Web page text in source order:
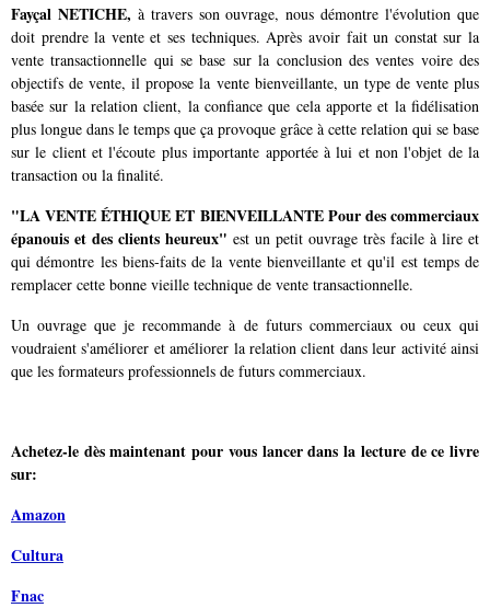
Fayçal NETICHE, à travers son ouvrage, nous démontre l'évolution que
doit prendre la vente et ses techniques. Après avoir fait un constat sur la
vente transactionnelle qui se base sur la conclusion des ventes voire des
objectifs de vente, il propose la vente bienveillante, un type de vente plus
basée sur la relation client, la confiance que cela apporte et la fidélisation
plus longue dans le temps que ça provoque grâce à cette relation qui se base
sur le client et l'écoute plus importante apportée à lui et non l'objet de la
transaction ou la finalité.
"LA VENTE ÉTHIQUE ET BIENVEILLANTE Pour des commerciaux
épanouis et des clients heureux" est un petit ouvrage très facile à lire et
qui démontre les biens-faits de la vente bienveillante et qu'il est temps de
remplacer cette bonne vieille technique de vente transactionnelle.
Un ouvrage que je recommande à de futurs commerciaux ou ceux qui
voudraient s'améliorer et améliorer la relation client dans leur activité ainsi
que les formateurs professionnels de futurs commerciaux.
Achetez-le dès maintenant pour vous lancer dans la lecture de ce livre
sur:
Amazon
Cultura
Fnac